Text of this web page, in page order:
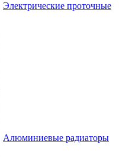
Электрические проточные
Алюминиевые радиаторы